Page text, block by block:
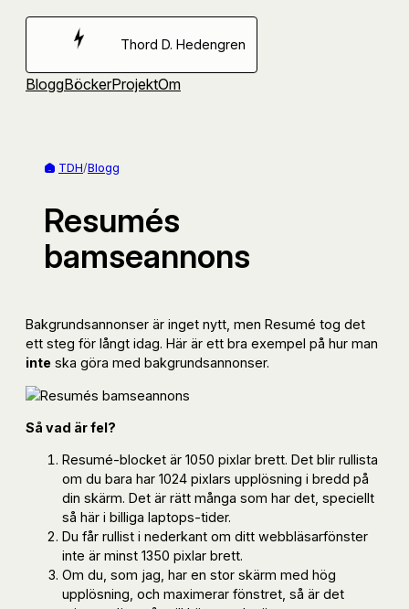
Hoppa
Thord D. Hedengren
BloggBöckerProjektOm
TDH/Blogg
Resumés
bamseannons
Bakgrundsannonser är inget nytt, men Resumé tog det
ett steg för långt idag. Här är ett bra exempel på hur man
inte ska göra med bakgrundsannonser.
Så vad är fel?
Resumé-blocket är 1050 pixlar brett. Det blir rullista
om du bara har 1024 pixlars upplösning i bredd på
din skärm. Det är rätt många som har det, speciellt
så här i billiga laptops-tider.
Du får rullist i nederkant om ditt webbläsarfönster
inte är minst 1350 pixlar brett.
Om du, som jag, har en stor skärm med hög
upplösning, och maximerar fönstret, så är det